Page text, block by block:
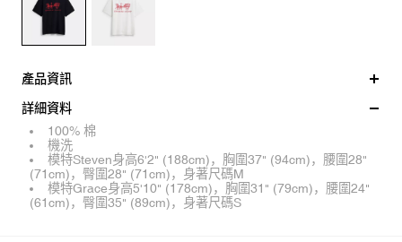
產品資訊
詳細資料
100% 棉
機洗
模特Steven身高6'2" (188cm)，胸圍37" (94cm)，腰圍28"
(71cm)，臀圍28" (71cm)，身著尺碼M
模特Grace身高5'10" (178cm)，胸圍31" (79cm)，腰圍24"
(61cm)，臀圍35" (89cm)，身著尺碼S